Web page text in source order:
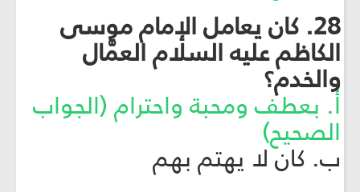
28. كان يعامل الإمام موسى
الكاظم عليه السلام العمَّال
والخدم؟
أ. بعطف ومحبة واحترام (الجواب
الصحيح)
ب. كان لا يهتم بهم